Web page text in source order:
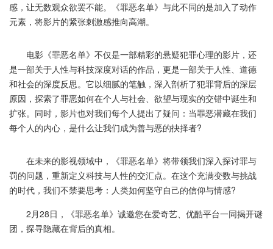
感，让无数观众欲罢不能。《罪恶名单》与此不同的是加入了动作
元素，将影片的紧张刺激感推向高潮。
电影《罪恶名单》不仅是一部精彩的悬疑犯罪心理的影片，还
是一部关于人性与科技深度对话的作品，更是一部关于人性、道德
和社会的深度反思。它以细腻的笔触，深入剖析了犯罪背后的深层
原因，探索了罪恶如何在个人与社会、欲望与现实的交错中诞生和
扩张。同时，影片也对我们每个人提出了疑问：当罪恶潜藏在我们
每个人的内心，是什么让我们成为善与恶的抉择者?
在未来的影视领域中，《罪恶名单》将带领我们深入探讨罪与
罚的问题，重新定义科技与人性的交汇点。在这个充满变数与挑战
的时代，我们不禁要思考：人类如何坚守自己的信仰与情感?
2月28日，《罪恶名单》诚邀您在爱奇艺、优酷平台一同揭开谜
团，探寻隐藏在背后的真相。